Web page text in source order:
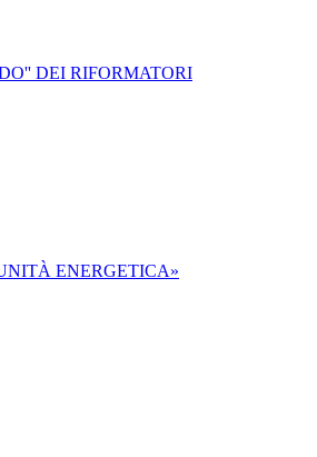
DEI RIFORMATORI
ENERGETICA»